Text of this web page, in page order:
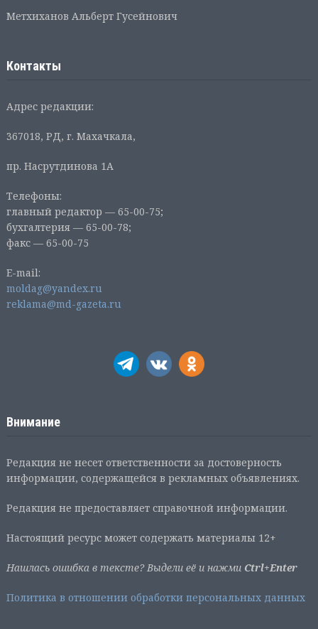
Метхиханов Альберт Гусейнович
Контакты
Адрес редакции:
367018, РД, г. Махачкала,
пр. Насрутдинова 1А
Телефоны:
главный редактор — 65-00-75;
бухгалтерия — 65-00-78;
факс — 65-00-75
E-mail:
moldag@yandex.ru
reklama@md-gazeta.ru
Внимание
Редакция не несет ответственности за достоверность
информации, содержащейся в рекламных объявлениях.
Редакция не предоставляет справочной информации.
Настоящий ресурс может содержать материалы 12+
Нашлась ошибка в тексте? Выдели её и нажми Ctrl+Enter
Политика в отношении обработки персональных данных